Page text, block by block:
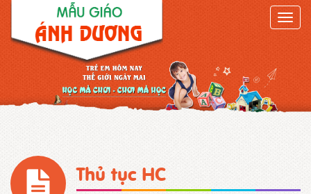
Toggle
Thủ tục HC